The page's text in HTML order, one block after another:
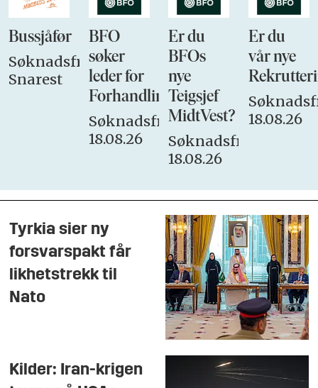
Bussjåfør
Søknadsfrist:
Snarest
BFO
søker
leder for
Forhandlingsutvalget
Søknadsfrist:
18.08.26
Er du
BFOs
nye
Teigsjef
MidtVest?
Søknadsfrist:
18.08.26
Er du
vår nye
18.08.26
Tyrkia sier ny
forsvarspakt får
likhetstrekk til
Nato
Kilder: Iran-krigen